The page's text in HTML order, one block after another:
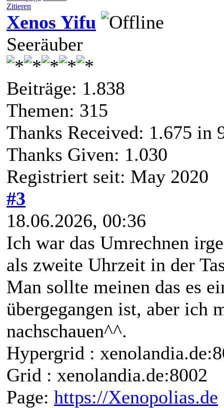
Zitieren
Xenos Yifu
Seeräuber
Beiträge: 1.838
Themen: 315
Thanks Received: 1.675 in
Thanks Given: 1.030
Registriert seit: May 2020
#3
18.06.2026, 00:36
Ich war das Umrechnen
als zweite Uhrzeit in der
Man sollte meinen das es
übergegangen ist, aber ich
nachschauen^^.
Hypergrid :
Grid : xenolandia.de:8002
Page: https://Xenopolias.de